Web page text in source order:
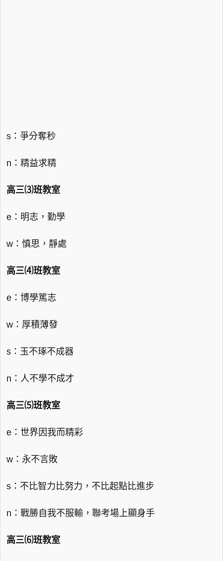
s：爭分奪秒
n：精益求精
高三⑶班教室
e：明志，勤學
w：慎思，靜處
高三⑷班教室
e：博學篤志
w：厚積薄發
s：玉不琢不成器
n：人不學不成才
高三⑸班教室
e：世界因我而精彩
w：永不言敗
s：不比智力比努力，不比起點比進步
n：戰勝自我不服輸，聯考場上顯身手
高三⑹班教室